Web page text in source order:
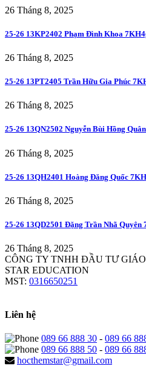
26 Tháng 8, 2025
25-26 13KP2402 Phạm Đình Khoa
26 Tháng 8, 2025
25-26 13PT2405 Trần Hữu Gia Phúc
26 Tháng 8, 2025
25-26 13QN2502 Nguyễn Bùi Hồng
26 Tháng 8, 2025
25-26 13QH2401 Hoàng Đăng Quốc
26 Tháng 8, 2025
25-26 13QD2501 Đặng Trần Nhã Quyên
26 Tháng 8, 2025
CÔNG TY TNHH ĐẦU TƯ
STAR EDUCATION
MST: 0316650251
Liên hệ
089 66 888 30 - 089 66
089 66 888 50 - 089 66
hocthemstar@gmail.com